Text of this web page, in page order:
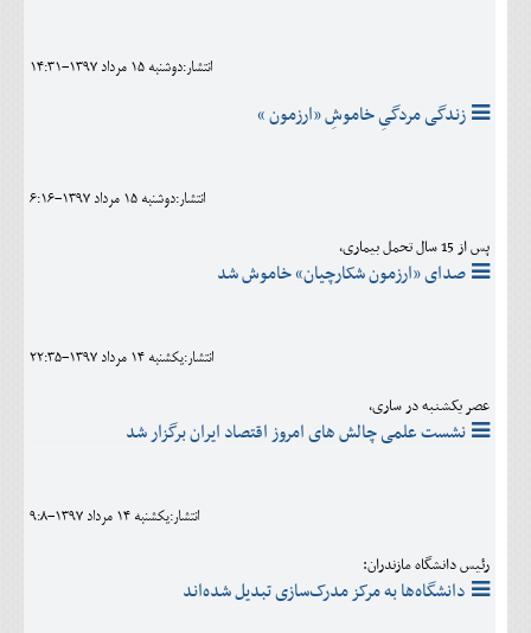
انتشار:دوشنبه 15 مرداد 1397-14:31
زندگی مردگیِ خاموشِ «ارزمون »
انتشار:دوشنبه 15 مرداد 1397-6:16
پس از 15 سال تحمل بیماری،
صدای «ارزمون شکارچیان» خاموش شد
انتشار:يکشنبه 14 مرداد 1397-22:35
عصر یکشنبه در ساری،
نشست علمی چالش های امروز اقتصاد ایران برگزار شد
انتشار:يکشنبه 14 مرداد 1397-9:8
رئیس دانشگاه مازندران:
دانشگاه‌ها به مرکز مدرک‌سازی تبدیل شده‌اند